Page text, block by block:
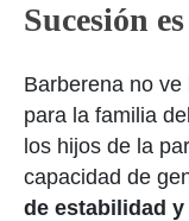
Sucesión
Barberena no
para la familia
los hijos de la
capacidad de
de estabilidad